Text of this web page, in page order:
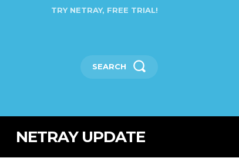
TRY NETRAY, FREE TRIAL!
SEARCH
NETRAY UPDATE